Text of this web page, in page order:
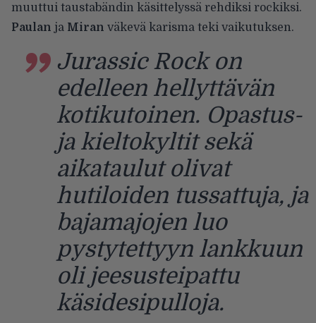
muuttui taustabändin käsittelyssä rehdiksi rockiksi.
Paulan ja Miran väkevä karisma teki vaikutuksen.
Jurassic Rock on
edelleen hellyttävän
kotikutoinen. Opastus-
ja kieltokyltit sekä
aikataulut olivat
hutiloiden tussattuja, ja
bajamajojen luo
pystytettyyn lankkuun
oli jeesusteipattu
käsidesipulloja.